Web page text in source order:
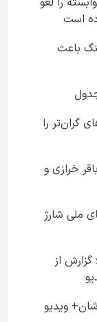
است
باعث
گران‌تر را
خرازی و
کدهای ملی شارژ
از
ویدیو